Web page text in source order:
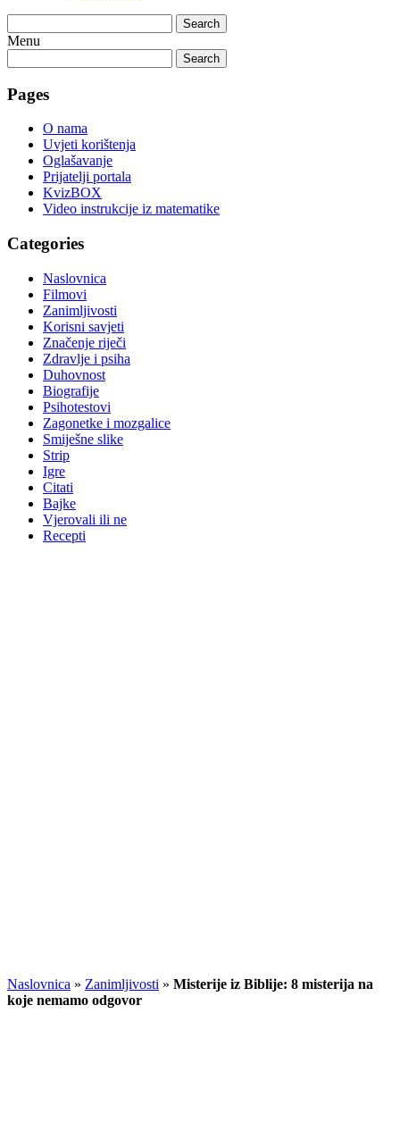
Search
Menu
Search
Pages
O nama
Uvjeti korištenja
Oglašavanje
Prijatelji portala
KvizBOX
Video instrukcije iz matematike
Categories
Naslovnica
Filmovi
Zanimljivosti
Korisni savjeti
Značenje riječi
Zdravlje i psiha
Duhovnost
Biografije
Psihotestovi
Zagonetke i mozgalice
Smiješne slike
Strip
Igre
Citati
Bajke
Vjerovali ili ne
Recepti
Naslovnica » Zanimljivosti » Misterije iz Biblije: 8 misterija na
koje nemamo odgovor